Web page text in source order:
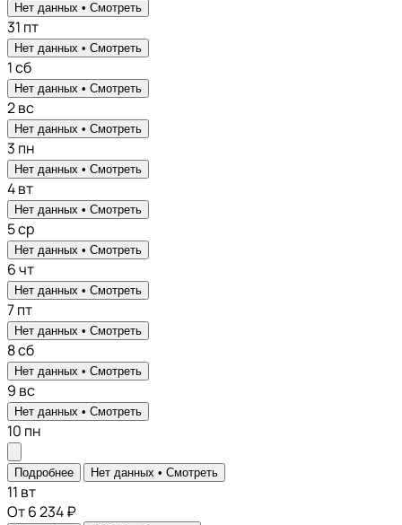
Нет данных • Смотреть
31 пт
Нет данных • Смотреть
1сб
Нет данных • Смотреть
2вс
Нет данных • Смотреть
3 пн
Нет данных • Смотреть
4вт
Нет данных • Смотреть
5ср
Нет данных • Смотреть
6чт
Нет данных • Смотреть
7пт
Нет данных • Смотреть
8сб
Нет данных • Смотреть
9 вс
Нет данных • Смотреть
10 пн
Подробнее Нет данных • Смотреть
11 вт
От 6 234 ₽